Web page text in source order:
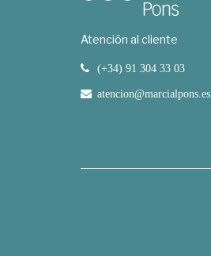
Atención al cliente
(+34) 91 304 33 03
atencion@marcialpons.es